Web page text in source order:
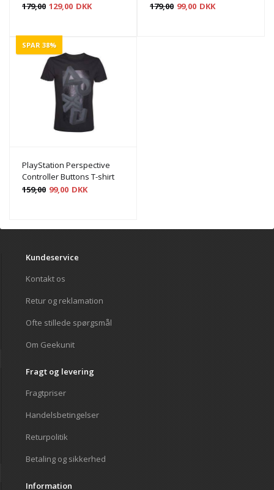
179,00 129,00 DKK
179,00 99,00 DKK
SPAR 38%
PlayStation Perspective
Controller Buttons T-shirt
159,00 99,00 DKK
Kundeservice
Kontakt os
Retur og reklamation
Ofte stillede spørgsmål
Om Geekunit
Fragt og levering
Fragtpriser
Handelsbetingelser
Returpolitik
Betaling og sikkerhed
Information